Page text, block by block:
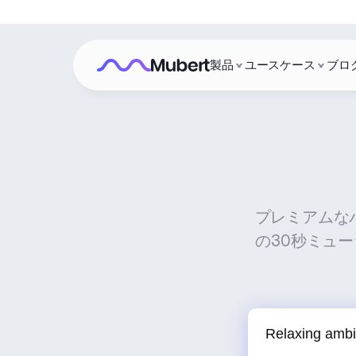
プレミアムな
の30秒ミュ
製品 ユースケース ブロ